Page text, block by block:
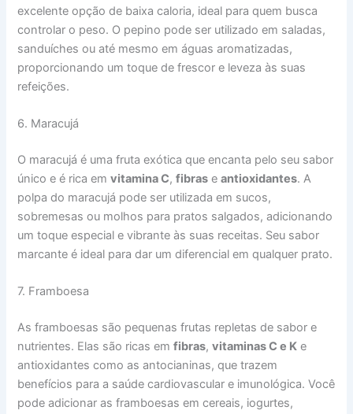
excelente opção de baixa caloria, ideal para quem busca
controlar o peso. O pepino pode ser utilizado em saladas,
sanduíches ou até mesmo em águas aromatizadas,
proporcionando um toque de frescor e leveza às suas
refeições.
6. Maracujá
O maracujá é uma fruta exótica que encanta pelo seu sabor
único e é rica emvitamina C,fibras eantioxidantes. A
polpa do maracujá pode ser utilizada em sucos,
sobremesas ou molhos para pratos salgados, adicionando
um toque especial e vibrante às suas receitas. Seu sabor
marcante é ideal para dar um diferencial em qualquer prato.
7. Framboesa
As framboesas são pequenas frutas repletas de sabor e
nutrientes. Elas são ricas emfibras,vitaminas C e K e
antioxidantes como as antocianinas, que trazem
benefícios para a saúde cardiovascular e imunológica. Você
pode adicionar as framboesas em cereais, iogurtes,